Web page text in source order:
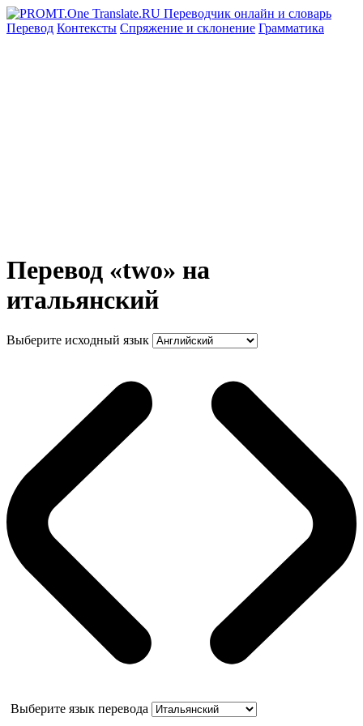
Перевод Контексты Спряжение и склонение Грамматика
Перевод «two» на
итальянский
Выберите исходный язык
Выберите язык перевода